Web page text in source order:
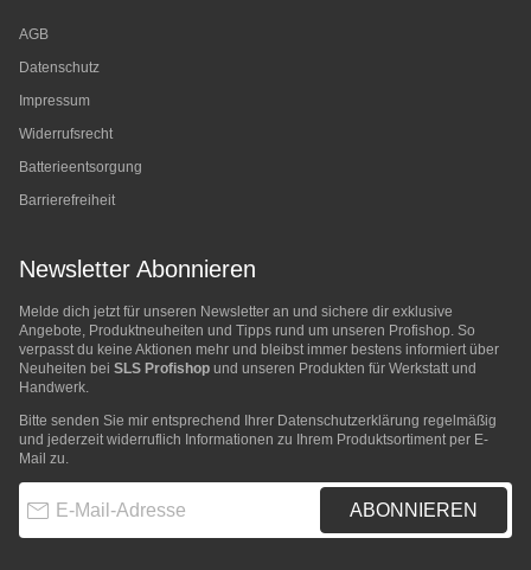
AGB
Datenschutz
Impressum
Widerrufsrecht
Batterieentsorgung
Barrierefreiheit
Newsletter Abonnieren
Melde dich jetzt für unseren Newsletter an und sichere dir exklusive
Angebote, Produktneuheiten und Tipps rund um unseren Profishop. So
verpasst du keine Aktionen mehr und bleibst immer bestens informiert über
Neuheiten bei SLS Profishop und unseren Produkten für Werkstatt und
Handwerk.
Bitte senden Sie mir entsprechend Ihrer Datenschutzerklärung regelmäßig
und jederzeit widerruflich Informationen zu Ihrem Produktsortiment per E-
Mail zu.
ABONNIEREN